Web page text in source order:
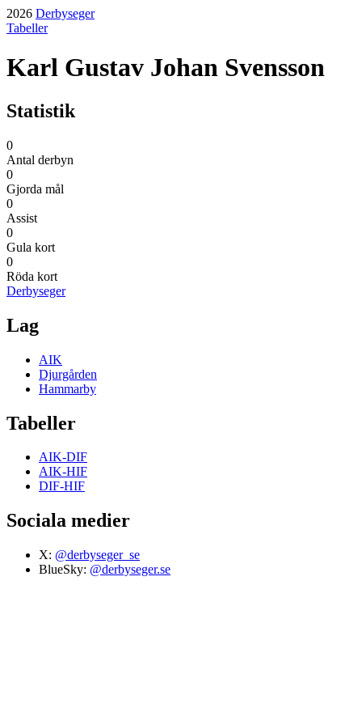
2026 Derbyseger
Tabeller
Karl Gustav Johan Svensson
Statistik
0
Antal derbyn
0
Gjorda mål
0
Assist
0
Gula kort
0
Röda kort
Derbyseger
Lag
AIK
Djurgården
Hammarby
Tabeller
AIK-DIF
AIK-HIF
DIF-HIF
Sociala medier
X: @derbyseger_se
BlueSky: @derbyseger.se